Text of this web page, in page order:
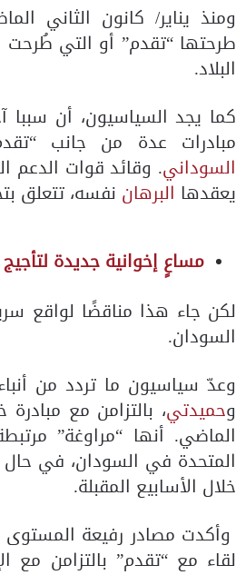
ومنذ يناير/ كانون الثاني
طرحتها “تقدم” أو التي
البلاد.
كما يجد السياسيون، أن
مبادرات عدة من جانب
السوداني. وقائد قوات الدعم
يعقدها البرهان نفسه، تتعلق
مساعٍ إخوانية جديدة
لكن جاء هذا مناقضًا لواقع
السودان.
وعدّ سياسيون ما تردد من
وحميدتي، بالتزامن مع
الماضي. أنها “مراوغة”
المتحدة في السودان، في
خلال الأسابيع المقبلة.
وأكدت مصادر رفيعة
لقاء مع “تقدم” بالتزامن مع